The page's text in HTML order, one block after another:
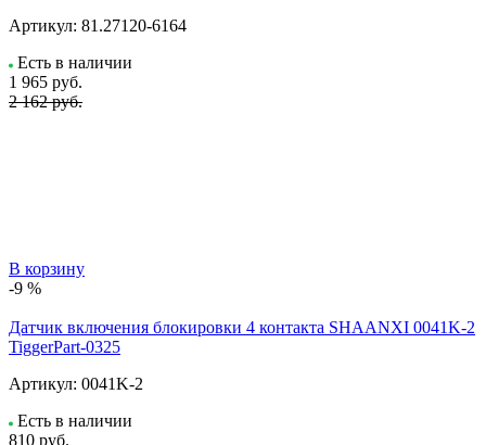
Артикул: 81.27120-6164
Есть в наличии
1 965 руб.
2 162 руб.
В корзину
-9 %
Датчик включения блокировки 4 контакта SHAANXI 0041K-2
TiggerPart-0325
Артикул: 0041K-2
Есть в наличии
810 руб.